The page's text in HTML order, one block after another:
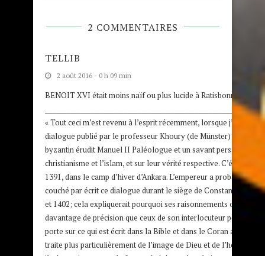
2 COMMENTAIRES
TELLIB
2 août 2016 - 0 h 09 min
BENOIT XVI était moins naïf ou plus lucide à Ratisbonne :
« Tout ceci m’est revenu à l’esprit récemment, lorsque j’ai lu une
dialogue publié par le professeur Khoury (de Münster) entre
byzantin érudit Manuel II Paléologue et un savant persan sur le
christianisme et l’islam, et sur leur vérité respective. C’était
1391, dans le camp d’hiver d’Ankara. L’empereur a
couché par écrit ce dialogue durant le siège de Constantinople,
et 1402; cela expliquerait pourquoi ses raisonnements ont été
davantage de précision que ceux de son interlocuteur perse. Le
porte sur ce qui est écrit dans la Bible et dans le Coran au sujet
traite plus particulièrement de l’image de Dieu et de l’homme,